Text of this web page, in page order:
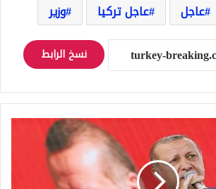
عاجل عاجل تركيا وزير
نسخ الرابط